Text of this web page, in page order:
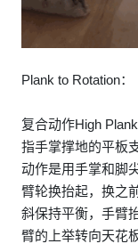
Plank to Rotation：
复合动作High
指手掌撑地的平板
动作是用手掌和脚
臂轮换抬起，换之
斜保持平衡，手臂
臂的上举转向天花